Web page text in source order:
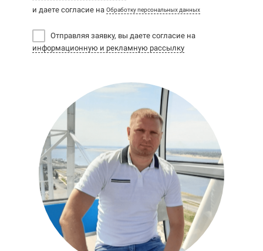
и даете согласие на Обработку персональных данных
Отправляя заявку, вы даете согласие на
информационную и рекламную рассылку